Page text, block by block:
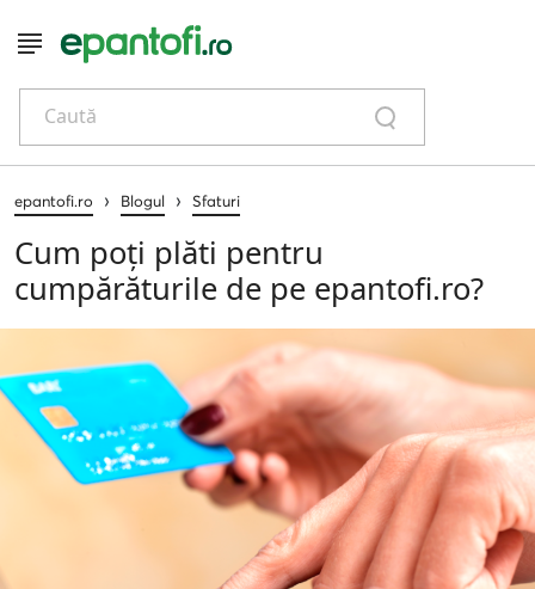
Caută
epantofi.ro › Blogul › Sfaturi
Cum poți plăti pentru
cumpărăturile de pe epantofi.ro?